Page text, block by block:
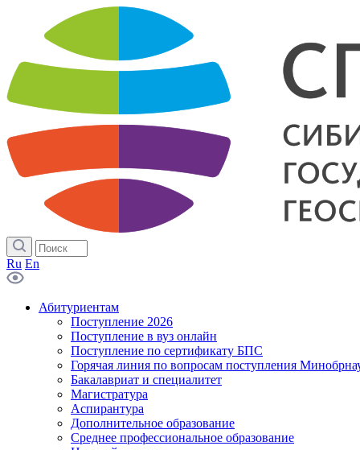
Ru En
Абитуриентам
Поступление 2026
Поступление в вуз онлайн
Поступление по сертификату БПС
Горячая линия по вопросам поступления
Бакалавриат и специалитет
Магистратура
Аспирантура
Дополнительное образование
Среднее профессиональное образование